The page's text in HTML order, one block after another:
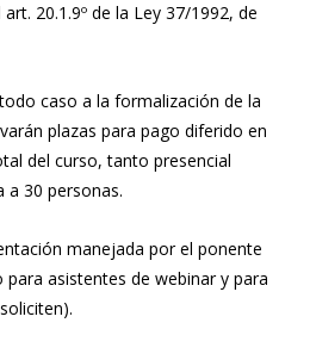
20.1.9º de la Ley 37/1992, de
caso a la formalización de la
plazas para pago diferido en
del curso, tanto presencial
a 30 personas.
manejada por el ponente
asistentes de webinar y para